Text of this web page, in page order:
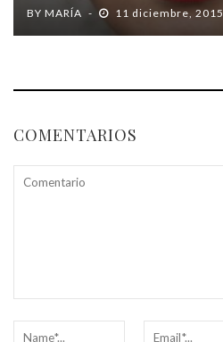
BY MARÍA 11 diciembre, 2015
COMENTARIOS